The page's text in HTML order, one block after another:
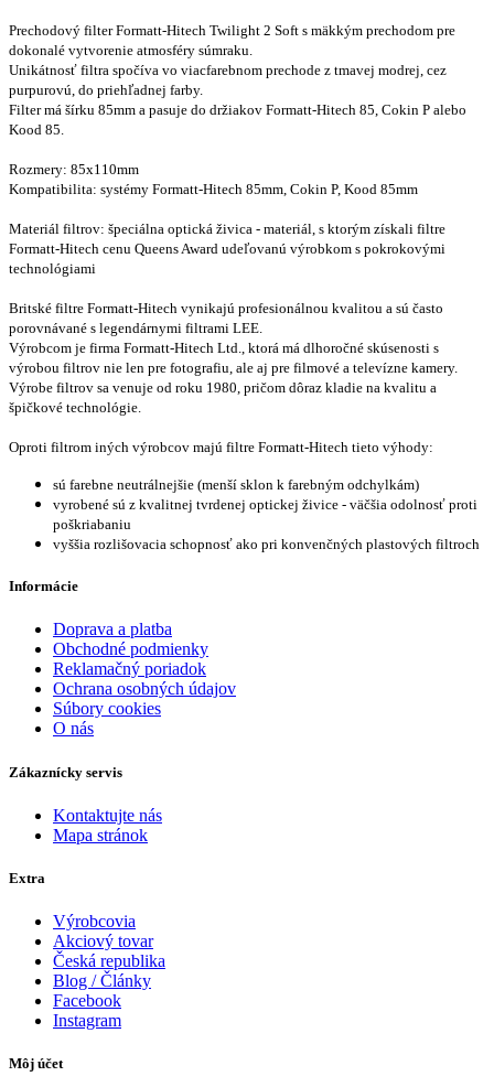
Prechodový filter Formatt-Hitech Twilight 2 Soft s mäkkým prechodom pre
dokonalé vytvorenie atmosféry súmraku.
Unikátnosť filtra spočíva vo viacfarebnom prechode z tmavej modrej, cez
purpurovú, do priehľadnej farby.
Filter má šírku 85mm a pasuje do držiakov Formatt-Hitech 85, Cokin P alebo
Kood 85.
Rozmery: 85x110mm
Kompatibilita: systémy Formatt-Hitech 85mm, Cokin P, Kood 85mm
Materiál filtrov: špeciálna optická živica - materiál, s ktorým získali filtre
Formatt-Hitech cenu Queens Award udeľovanú výrobkom s pokrokovými
technológiami
Britské filtre Formatt-Hitech vynikajú profesionálnou kvalitou a sú často
porovnávané s legendárnymi filtrami LEE.
Výrobcom je firma Formatt-Hitech Ltd., ktorá má dlhoročné skúsenosti s
výrobou filtrov nie len pre fotografiu, ale aj pre filmové a televízne kamery.
Výrobe filtrov sa venuje od roku 1980, pričom dôraz kladie na kvalitu a
špičkové technológie.
Oproti filtrom iných výrobcov majú filtre Formatt-Hitech tieto výhody:
sú farebne neutrálnejšie (menší sklon k farebným odchylkám)
vyrobené sú z kvalitnej tvrdenej optickej živice - väčšia odolnosť proti
poškriabaniu
vyššia rozlišovacia schopnosť ako pri konvenčných plastových filtroch
Informácie
Doprava a platba
Obchodné podmienky
Reklamačný poriadok
Ochrana osobných údajov
Súbory cookies
O nás
Zákaznícky servis
Kontaktujte nás
Mapa stránok
Extra
Výrobcovia
Akciový tovar
Česká republika
Blog / Články
Facebook
Instagram
Môj účet